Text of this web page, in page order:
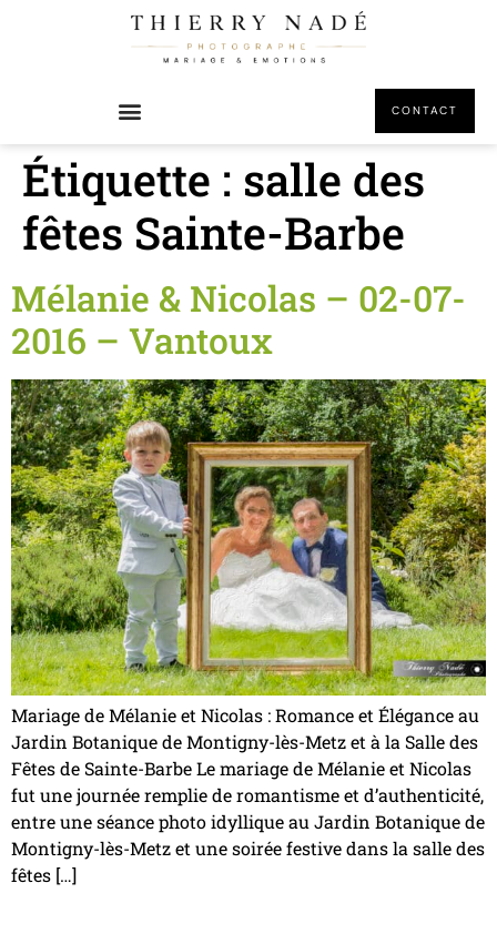
CONTACT
Étiquette : salle des
fêtes Sainte-Barbe
Mélanie & Nicolas – 02-07-
2016 – Vantoux
Mariage de Mélanie et Nicolas : Romance et Élégance au
Jardin Botanique de Montigny-lès-Metz et à la Salle des
Fêtes de Sainte-Barbe Le mariage de Mélanie et Nicolas
fut une journée remplie de romantisme et d’authenticité,
entre une séance photo idyllique au Jardin Botanique de
Montigny-lès-Metz et une soirée festive dans la salle des
fêtes […]